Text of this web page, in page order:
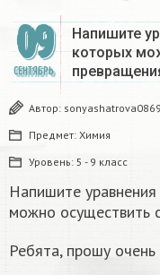
09
СЕНТЯБРЬ
Напишите
которых
Автор:
Предмет: Химия
Уровень: 5 - 9 класс
Напишите
можно осуществить
Ребята, прошу